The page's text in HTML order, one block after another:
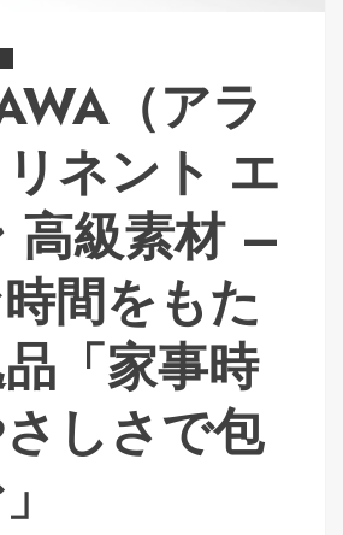
（アラ
ネント エ
高級素材 –
間をもた
「家事時
しさで包